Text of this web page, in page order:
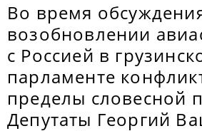
Во время
возобновлении
с Россией в
парламенте
пределы словесной
Депутаты Георгий